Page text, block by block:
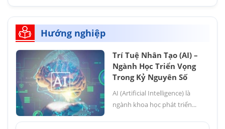
Hướng nghiệp
Trí Tuệ Nhân Tạo (AI) –
Ngành Học Triển Vọng
Trong Kỷ Nguyên Số
AI (Artificial Intelligence) là
ngành khoa học phát triển...